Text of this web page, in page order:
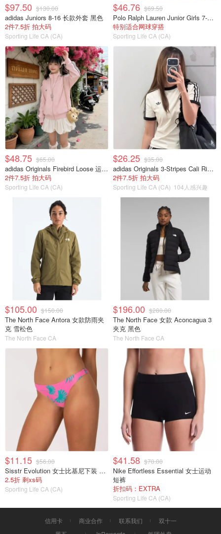
$97.50 $130.00
adidas Juniors 8-16 长款外套 黑色
2件7.5折 拍大码
Sporting Life CA (CA)
$46.76 $69.50
Polo Ralph Lauren Junior Girls 7-16 无袖弹力网眼POLO衫
特别适合网球穿搭
Sporting Life CA (CA)
$48.75 $65.00
adidas Originals Firebird Loose 运动夹克 粉色
2件7.5折 拍大码
Sporting Life CA (CA)
$26.25 $35.00
adidas Originals 3-Stripes Cali Ringer 男童短袖T恤 白色
2件7.5折 拍大码
Sporting Life CA (CA) 104人感兴趣
$105.00 $150.00
The North Face Antora 女款防雨夹
克 雪松色
The North Face CA
$196.00 $280.00
The North Face 女款 Aconcagua 3
夹克 黑色
The North Face CA
$11.15 $56.00
Sisstr Evolution 女士比基尼下装 粉色
2.5折 剩xs码
Sporting Life CA (CA)
$41.58 $70.00
Nike Effortless Essential 女士运动
短裤
折扣码：EXTRA
Sporting Life CA (CA)
信用卡 商业合作 联系我们
双十一